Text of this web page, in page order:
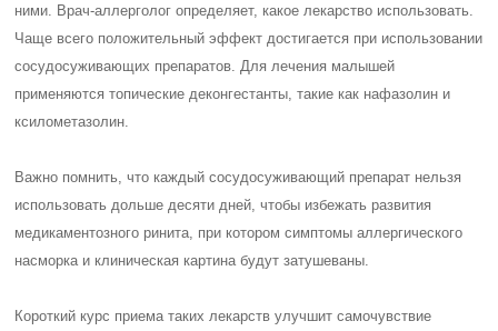
ними. Врач-аллерголог определяет, какое лекарство использовать.
Чаще всего положительный эффект достигается при использовании
сосудосуживающих препаратов. Для лечения малышей
применяются топические деконгестанты, такие как нафазолин и
ксилометазолин.
Важно помнить, что каждый сосудосуживающий препарат нельзя
использовать дольше десяти дней, чтобы избежать развития
медикаментозного ринита, при котором симптомы аллергического
насморка и клиническая картина будут затушеваны.
Короткий курс приема таких лекарств улучшит самочувствие